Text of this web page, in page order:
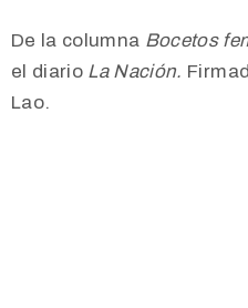
De la columna Bocetos
el diario La Nación.
Lao.